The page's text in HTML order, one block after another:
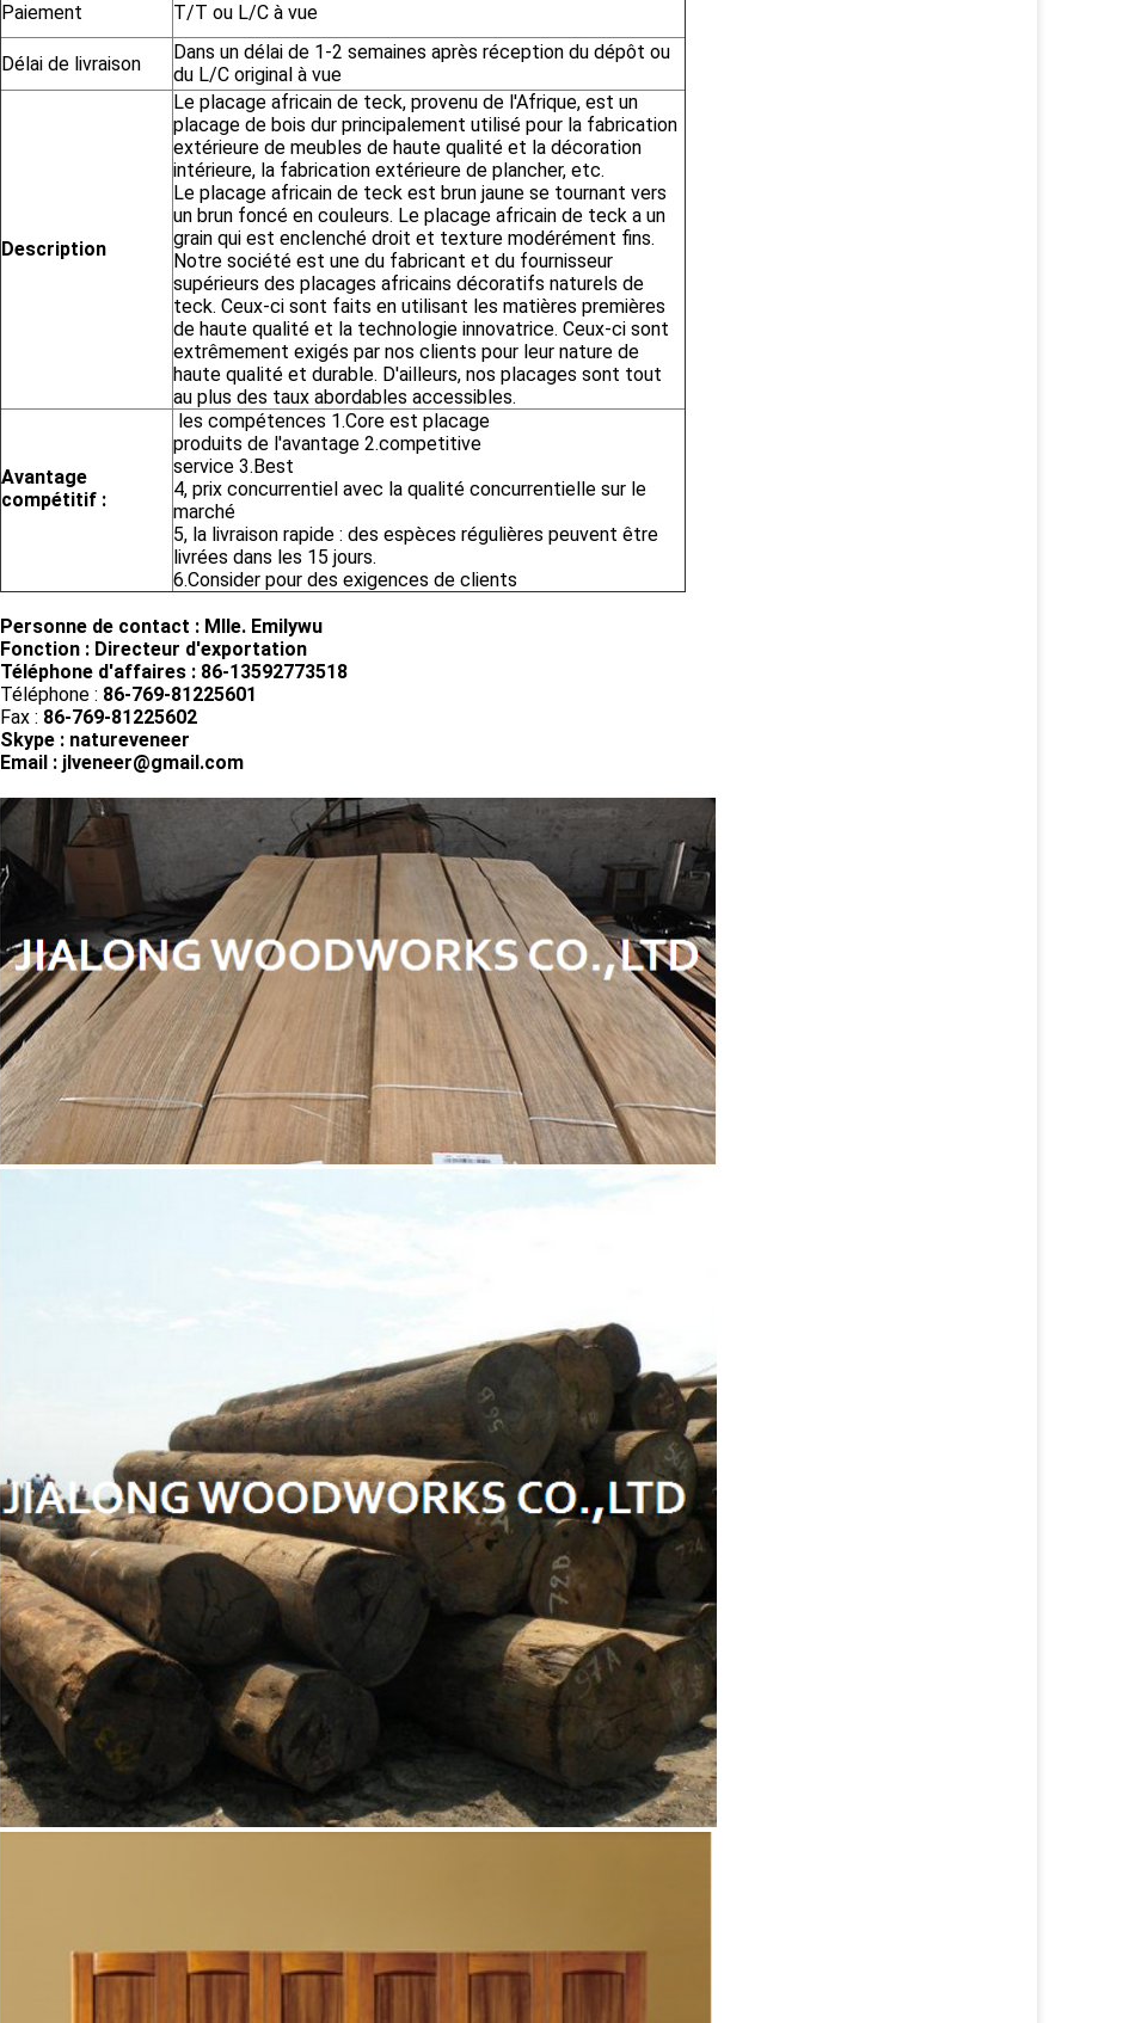
Paiement T/T ou L/C à vue
Délai de livraison
Dans un délai de 1-2 semaines après réception du dépôt ou
du L/C original à vue
Description
Le placage africain de teck, provenu de l'Afrique, est un
placage de bois dur principalement utilisé pour la fabrication
extérieure de meubles de haute qualité et la décoration
intérieure, la fabrication extérieure de plancher, etc.
Le placage africain de teck est brun jaune se tournant vers
un brun foncé en couleurs. Le placage africain de teck a un
grain qui est enclenché droit et texture modérément fins.
Notre société est une du fabricant et du fournisseur
supérieurs des placages africains décoratifs naturels de
teck. Ceux-ci sont faits en utilisant les matières premières
de haute qualité et la technologie innovatrice. Ceux-ci sont
extrêmement exigés par nos clients pour leur nature de
haute qualité et durable. D'ailleurs, nos placages sont tout
au plus des taux abordables accessibles.
Avantage
compétitif :
les compétences 1.Core est placage
produits de l'avantage 2.competitive
service 3.Best
4, prix concurrentiel avec la qualité concurrentielle sur le
marché
5, la livraison rapide : des espèces régulières peuvent être
livrées dans les 15 jours.
6.Consider pour des exigences de clients
Personne de contact : Mlle. Emilywu
Fonction : Directeur d'exportation
Téléphone d'affaires : 86-13592773518
Téléphone : 86-769-81225601
Fax : 86-769-81225602
Skype : natureveneer
Email : jlveneer@gmail.com